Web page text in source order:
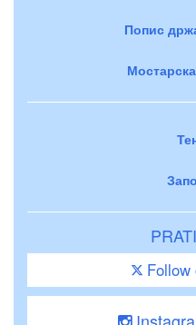
Попис
Follow